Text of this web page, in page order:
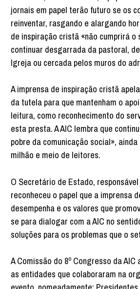
jornais em papel terão futuro se os
reinventar, rasgando e alargando
de inspiração cristã «não cumprirá o
continuar desgarrada da pastoral,
Igreja ou cercada pelos muros do
A imprensa de inspiração cristã
da tutela para que mantenham o
leitura, como reconhecimento do
esta presta. A AIC lembra que
pobre da comunicação social»,
milhão e meio de leitores.
O Secretário de Estado,
reconheceu o papel que a imprensa
desempenha e os valores que
se para dialogar com a AIC no
soluções para os problemas que o
A Comissão do 8º Congresso da
as entidades que colaboraram na